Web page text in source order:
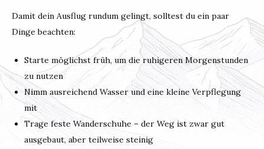
Damit dein Ausflug rundum gelingt, solltest du ein paar
Dinge beachten:
Starte möglichst früh, um die ruhigeren Morgenstunden
zu nutzen
Nimm ausreichend Wasser und eine kleine Verpflegung
mit
Trage feste Wanderschuhe – der Weg ist zwar gut
ausgebaut, aber teilweise steinig